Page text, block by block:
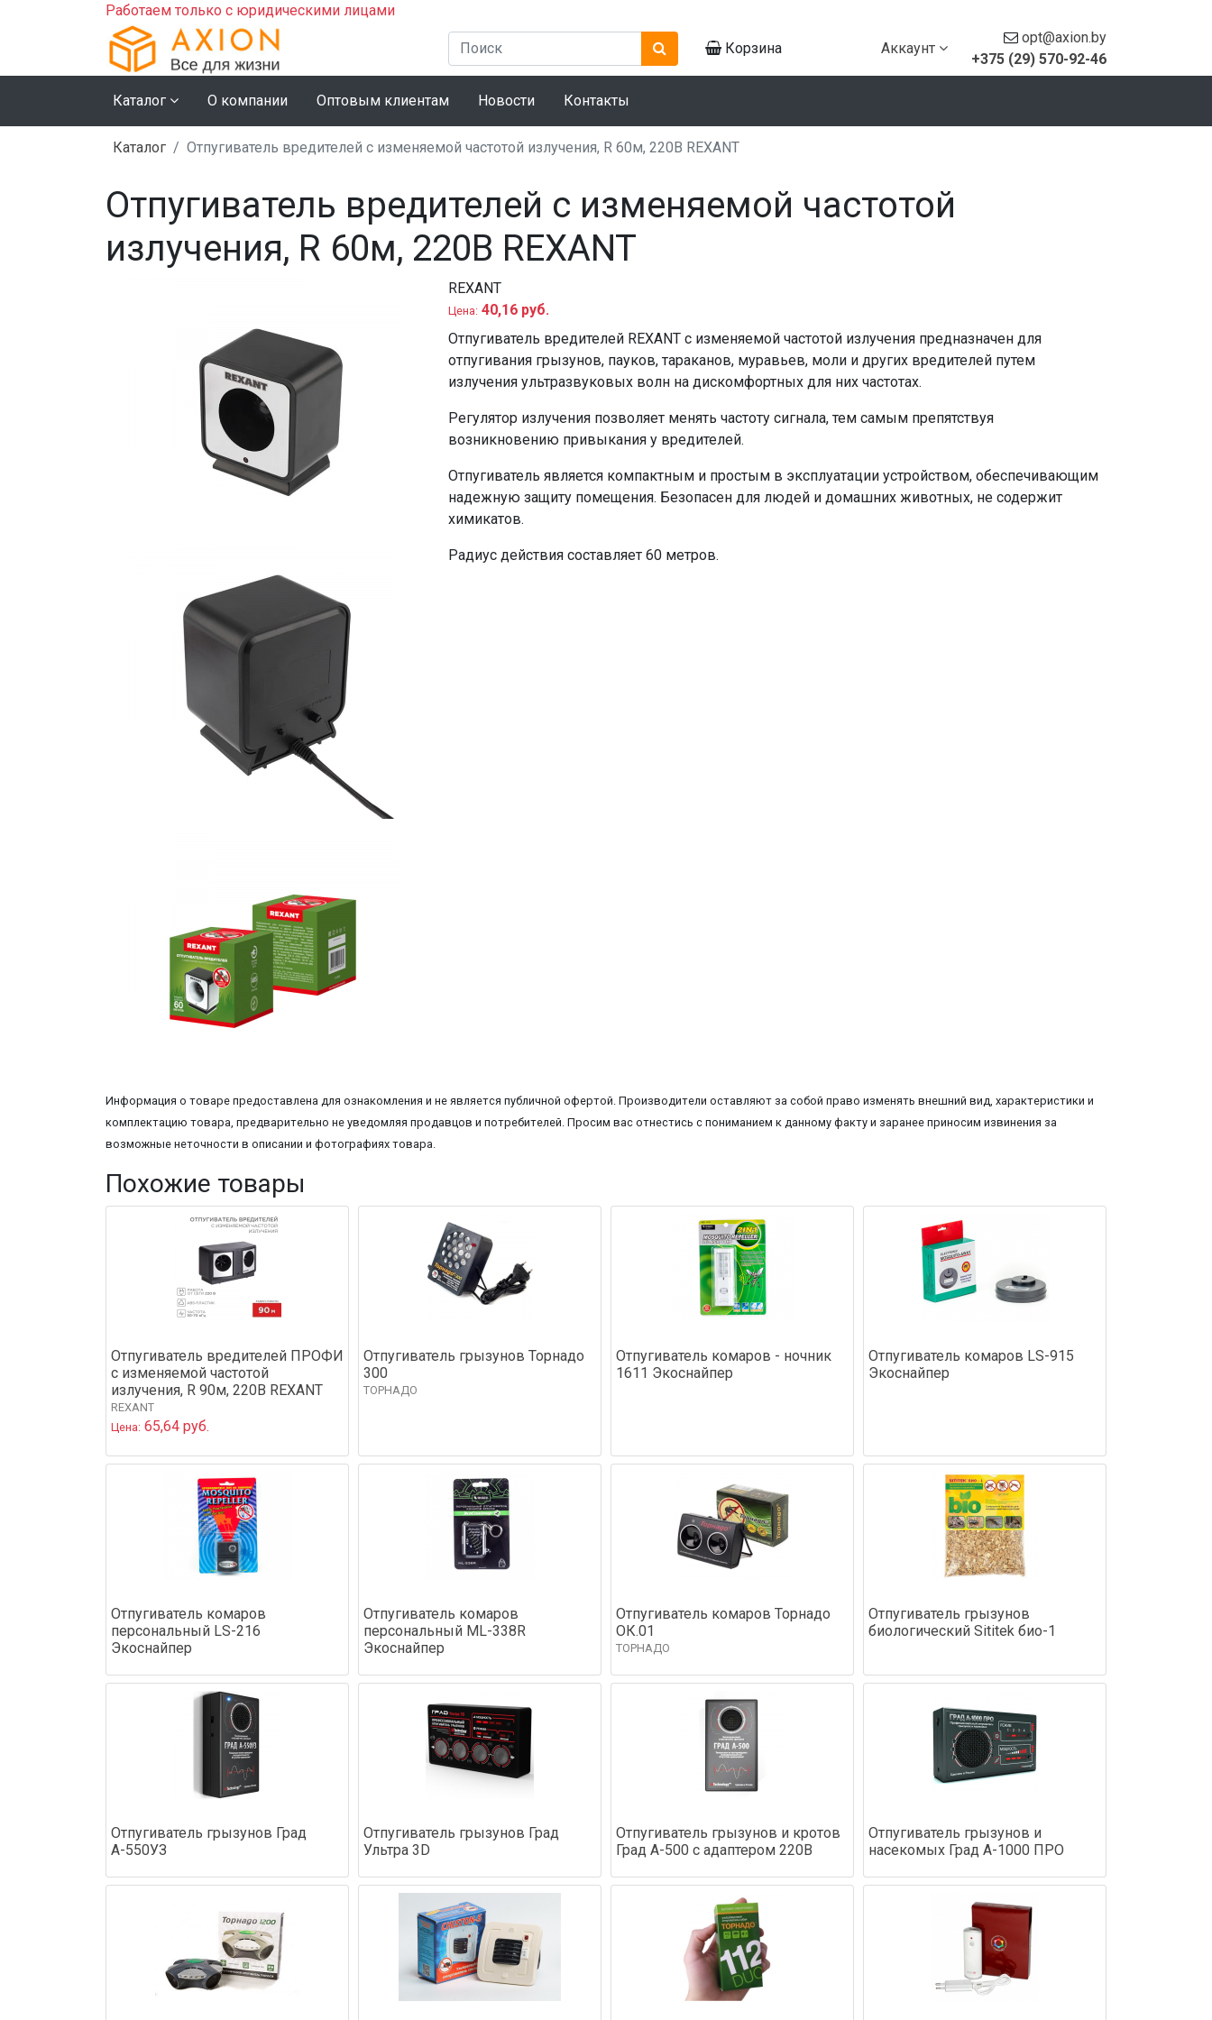
Работаем только с юридическими лицами
Корзина Аккаунт
opt@axion.by
+375 (29) 570-92-46
Каталог О компании Оптовым клиентам Новости Контакты
Каталог Отпугиватель вредителей с изменяемой частотой излучения, R 60м, 220В REXANT
Отпугиватель вредителей с изменяемой частотой
излучения, R 60м, 220В REXANT
REXANT
Цена: 40,16 руб.
Отпугиватель вредителей REXANT с изменяемой частотой излучения предназначен для
отпугивания грызунов, пауков, тараканов, муравьев, моли и других вредителей путем
излучения ультразвуковых волн на дискомфортных для них частотах.
Регулятор излучения позволяет менять частоту сигнала, тем самым препятствуя
возникновению привыкания у вредителей.
Отпугиватель является компактным и простым в эксплуатации устройством, обеспечивающим
надежную защиту помещения. Безопасен для людей и домашних животных, не содержит
химикатов.
Радиус действия составляет 60 метров.
Информация о товаре предоставлена для ознакомления и не является публичной офертой. Производители оставляют за собой право изменять внешний вид, характеристики и
комплектацию товара, предварительно не уведомляя продавцов и потребителей. Просим вас отнестись с пониманием к данному факту и заранее приносим извинения за
возможные неточности в описании и фотографиях товара.
Похожие товары
Отпугиватель вредителей ПРОФИ
с изменяемой частотой
излучения, R 90м, 220В REXANT
REXANT
Цена: 65,64 руб.
Отпугиватель грызунов Торнадо
300
ТОРНАДО
Отпугиватель комаров - ночник
1611 Экоснайпер
Отпугиватель комаров LS-915
Экоснайпер
Отпугиватель комаров
персональный LS-216
Экоснайпер
Отпугиватель комаров
персональный ML-338R
Экоснайпер
Отпугиватель комаров Торнадо
ОК.01
ТОРНАДО
Отпугиватель грызунов
биологический Sititek био-1
Отпугиватель грызунов Град
А-550УЗ
Отпугиватель грызунов Град
Ультра 3D
Отпугиватель грызунов и кротов
Град А-500 с адаптером 220В
Отпугиватель грызунов и
насекомых Град А-1000 ПРО